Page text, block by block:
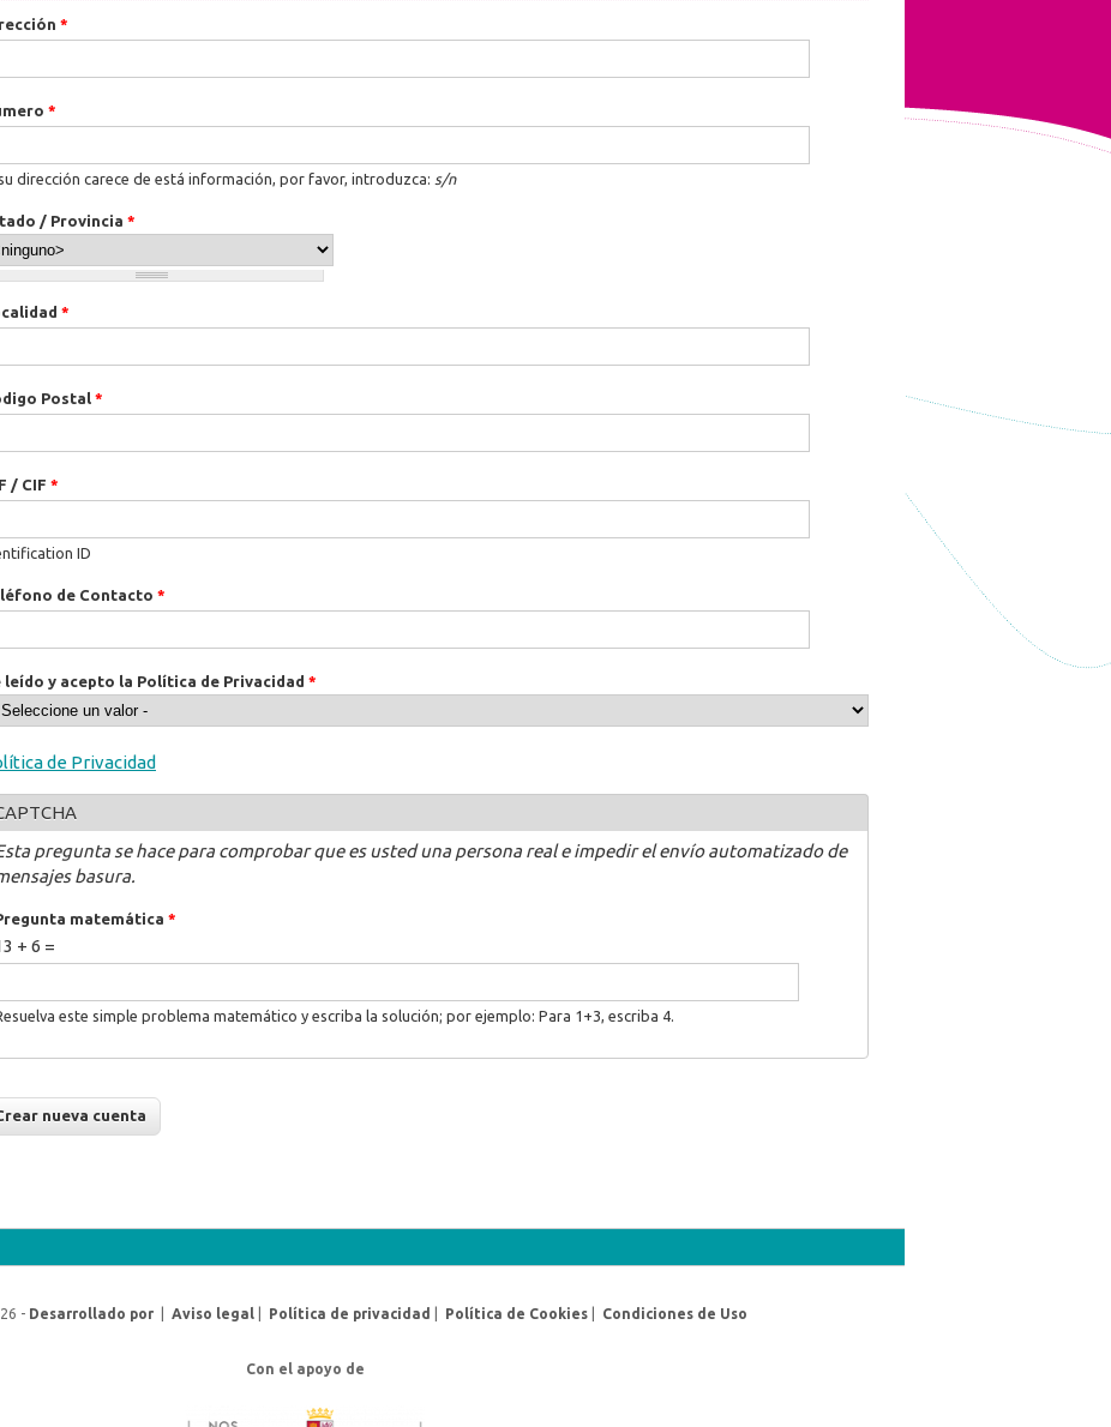
*
*
dirección carece de está información, por favor, introduzca: s/n
/ Provincia *
*
Postal *
/ CIF *
ID
de Contacto *
leído y acepto la Política de Privacidad *
de Privacidad
pregunta se hace para comprobar que es usted una persona real e impedir el envío automatizado de
basura.
matemática *
+ 6 =
este simple problema matemático y escriba la solución; por ejemplo: Para 1+3, escriba 4.
- Desarrollado por| Aviso legal Política de privacidad Política de Cookies| Condiciones de Uso
Con el apoyo de